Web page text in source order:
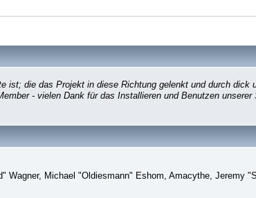
die das Projekt in diese Richtung gelenkt und durch dick
- vielen Dank für das Installieren und Benutzen
Michael "Oldiesmann" Eshom, Amacythe, Jeremy